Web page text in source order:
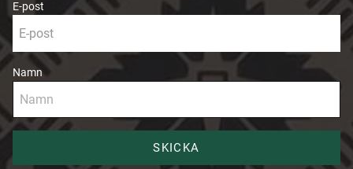
E-post
Namn
SKICKA